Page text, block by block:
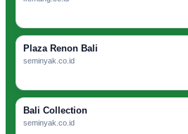
Plaza Renon Bali
seminyak.co.id
Bali Collection
seminyak.co.id